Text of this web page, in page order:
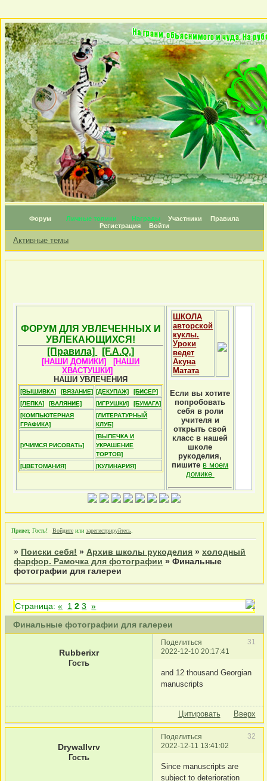
Форум Личные топики Награды Участники
Правила
Регистрация
Войти
Активные темы
ФОРУМ ДЛЯ УВЛЕЧЕННЫХ И
УВЛЕКАЮЩИХСЯ!
[Правила]
[F.A.Q.]
[НАШИ ДОМИКИ]
[НАШИ
ХВАСТУШКИ]
НАШИ УВЛЕЧЕНИЯ
[ВЫШИВКА] [ВЯЗАНИЕ] [ДЕКУПАЖ]
[БИСЕР]
[ЛЕПКА]
[ВАЛЯНИЕ] [ИГРУШКИ]
[БУМАГА]
[КОМПЬЮТЕРНАЯ
ГРАФИКА]
[ЛИТЕРАТУРНЫЙ
КЛУБ]
[УЧИМСЯ РИСОВАТЬ]
[ВЫПЕЧКА И
УКРАШЕНИЕ
ТОРТОВ]
[ЦВЕТОМАНИЯ]
[КУЛИНАРИЯ]
ШКОЛА
авторской
куклы.
Уроки
ведет
Акуна
Матата
Если вы хотите
попробовать
себя в роли
учителя и
открыть свой
класс в нашей
школе
рукоделия,
пишите в моем
домике
Привет, Гость! Войдите или зарегистрируйтесь
» Поиски себя! »Архив школы рукоделия »холодный
фарфор. Рамочка для фотографии »Финальные
фотографии для галереи
Финальные фотографии для галереи
Страница:« 1 2 3 »
Поделиться
31
2022-12-10 20:17:41
Rubberixr
Гость
and 12 thousand Georgian
manuscripts
Цитировать Вверх
Поделиться
32
2022-12-11 13:41:02
Drywallvrv
Гость
Since manuscripts are
subject to deterioration